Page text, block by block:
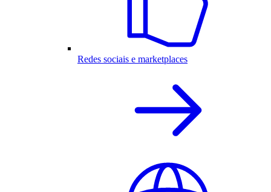
Redes sociais e marketplaces